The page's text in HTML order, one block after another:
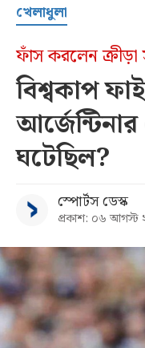
খেলাধুলা
ফাঁস করলেন ক্রীড়া
বিশ্বকাপ
ঘটেছিল?
স্পোর্টস ডেস্ক
প্রকাশ: ০৬